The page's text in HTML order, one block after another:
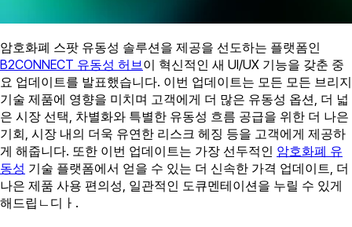
암호화폐 스팟 유동성 솔루션을 제공을 선도하는 플랫폼인
B2CONNECT 유동성 허브 이 혁신적인 새 UI/UX 기능을 갖춘 중
요 업데이트를 발표했습니다. 이번 업데이트는 모든 모든 브리지
기술 제품에 영향을 미치며 고객에게 더 많은 유동성 옵션, 더 넓
은 시장 선택, 차별화와 특별한 유동성 흐름 공급을 위한 더 나은
기회, 시장 내의 더욱 유연한 리스크 헤징 등을 고객에게 제공하
게 해줍니다. 또한 이번 업데이트는 가장 선두적인 암호화폐 유
동성 기술 플랫폼에서 얻을 수 있는 더 신속한 가격 업데이트, 더
나은 제품 사용 편의성, 일관적인 도큐멘테이션을 누릴 수 있게
해드립ㄴ디ㅏ.